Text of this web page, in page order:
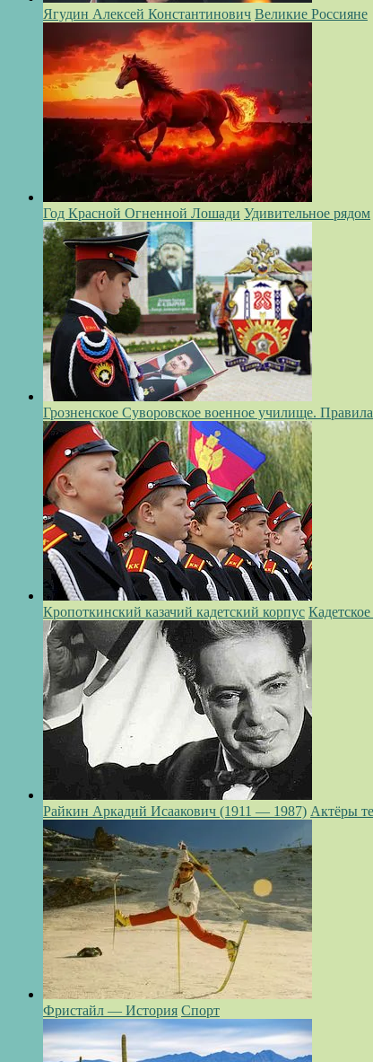
Ягудин Алексей Константинович Великие Россияне
Год Красной Огненной Лошади Удивительное рядом
Грозненское Суворовское военное училище.
Кропоткинский казачий кадетский корпус
Райкин Аркадий Исаакович (1911 — 1987) Актёры
Фристайл — История Спорт